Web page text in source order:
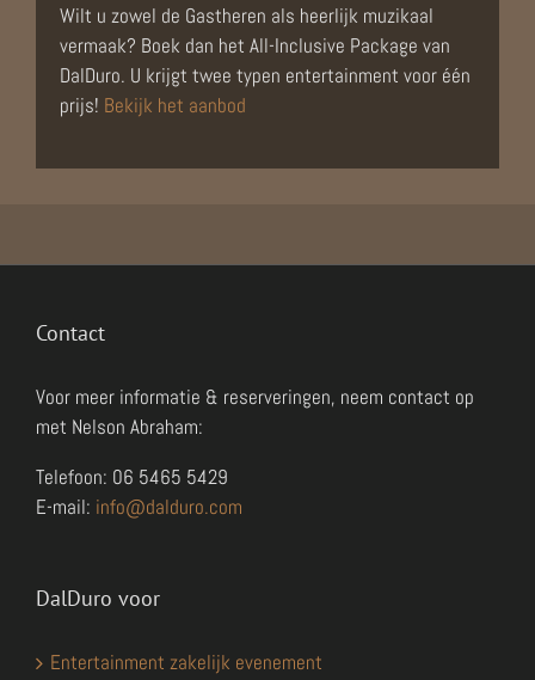
Wilt u zowel de Gastheren als heerlijk muzikaal
vermaak? Boek dan het All-Inclusive Package van
DalDuro. U krijgt twee typen entertainment voor één
prijs! Bekijk het aanbod
Contact
Voor meer informatie & reserveringen, neem contact op
met Nelson Abraham:
Telefoon: 06 5465 5429
E-mail: info@dalduro.com
DalDuro voor
Entertainment zakelijk evenement